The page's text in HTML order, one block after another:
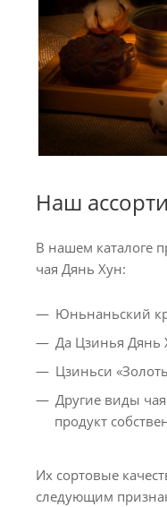
Наш
В нашем каталоге
чая Дянь Хун:
Юньнаньский
Да Цзинья Дянь
Цзиньси
Другие виды
продукт
Их сортовые
следующим